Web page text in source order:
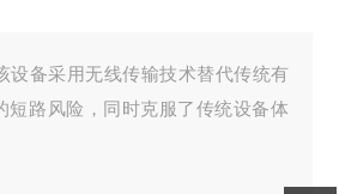
设备采用无线传输技术替代传统有
短路风险，同时克服了传统设备体